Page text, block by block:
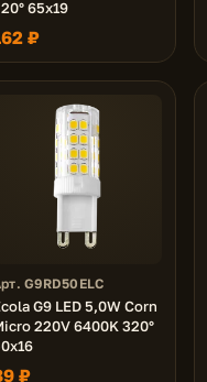
65x19
₽
G9RD50ELC
G9 LED 5,0W Corn
220V 6400K 320°
₽